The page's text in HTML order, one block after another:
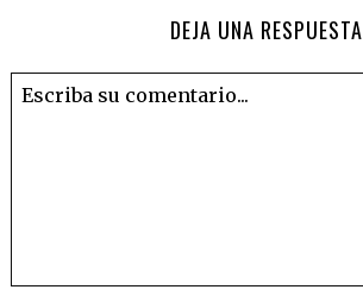
DEJA UNA RESPUESTA